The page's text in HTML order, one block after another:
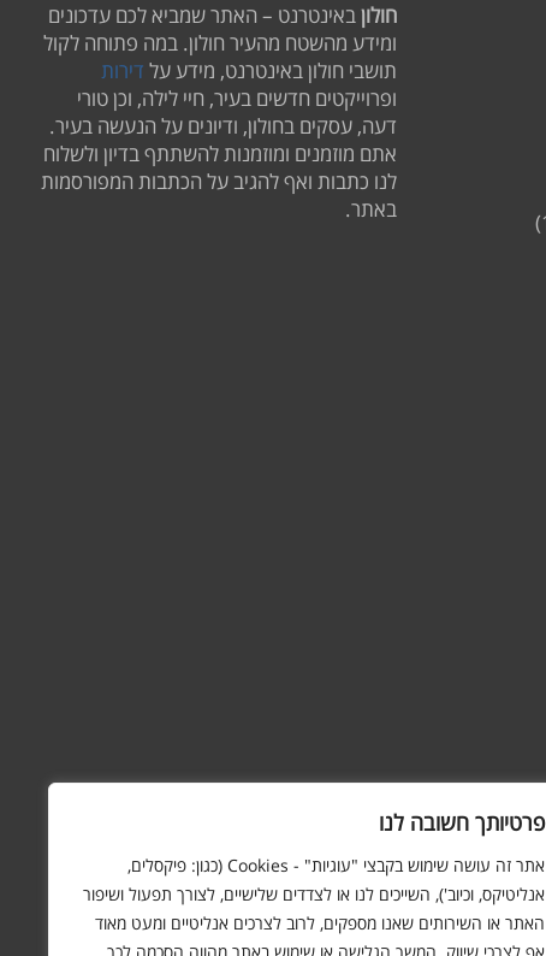
פרטיותך חשובה לנו
אתר זה עושה שימוש בקבצי "עוגיות" - Cookies (כגון: פיקסלים,
אנליטיקס, וכיוב'), השייכים לנו או לצדדים שלישיים, לצורך תפעול ושיפור
האתר או השירותים שאנו מספקים, לרוב לצרכים אנליטיים ומעט מאוד
חולוןבאינטרנט – האתר שמביא לכם עדכונים
ומידע מהשטח מהעיר חולון. במה פתוחה לקול
תושבי חולון באינטרנט, מידע על דירות
ופרוייקטים חדשים בעיר, חיי לילה, וכן טורי
דעה, עסקים בחולון, ודיונים על הנעשה בעיר.
אתם מוזמנים ומוזמנות להשתתף בדיון ולשלוח
לנו כתבות ואף להגיב על הכתבות המפורסמות
באתר.